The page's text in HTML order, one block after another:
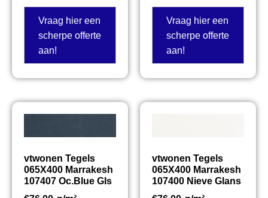
Vraag hier een
scherpe offerte
aan!
Vraag hier een
scherpe offerte
aan!
vtwonen Tegels
065X400 Marrakesh
107407 Oc.Blue Gls
vtwonen Tegels
065X400 Marrakesh
107400 Nieve Glans